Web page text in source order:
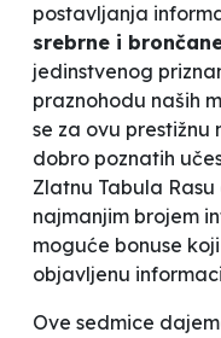
postavljanja
srebrne i
jedinstvenog
praznohodu naših
se za ovu prestižnu
dobro poznatih
Zlatnu Tabula
najmanjim brojem
moguće bonuse
objavljenu
Ove sedmice